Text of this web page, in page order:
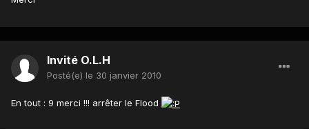
Invité O.L.H
Posté(e) le 30 janvier 2010
En tout : 9 merci !!! arrêter le Flood